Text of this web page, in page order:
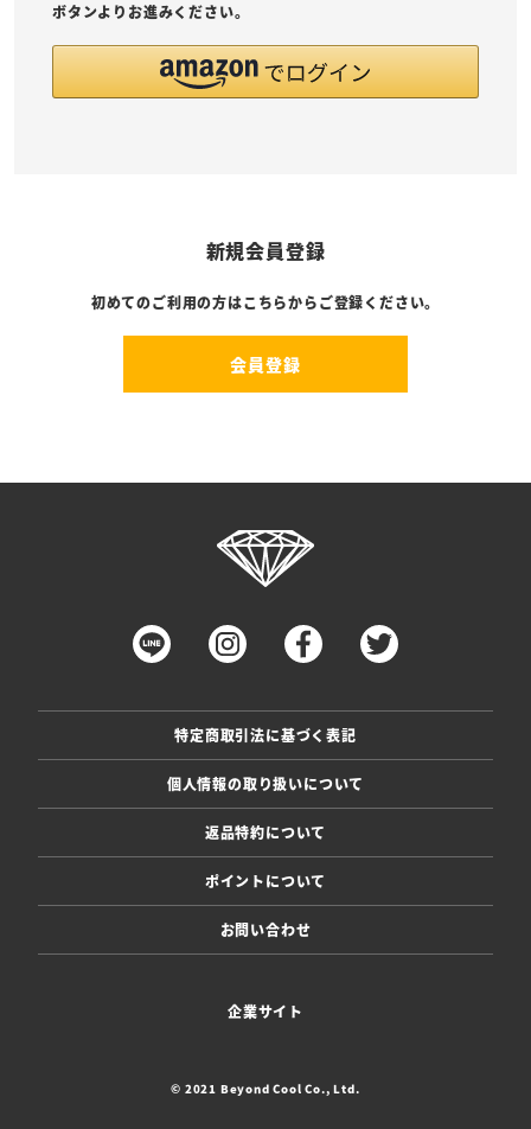
ボタンよりお進みください。
新規会員登録
初めてのご利用の方はこちらからご登録ください。
会員登録
特定商取引法に基づく表記
個人情報の取り扱いについて
返品特約について
ポイントについて
お問い合わせ
企業サイト
© 2021 Beyond Cool Co., Ltd.